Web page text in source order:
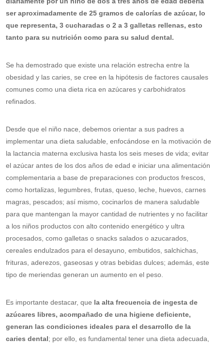
ser aproximadamente de 25 gramos de calorías de azúcar, lo
que representa, 3 cucharadas o 2 a 3 galletas rellenas, esto
tanto para su nutrición como para su salud dental.
Se ha demostrado que existe una relación estrecha entre la
obesidad y las caries, se cree en la hipótesis de factores causales
comunes como una dieta rica en azúcares y carbohidratos
refinados.
Desde que el niño nace, debemos orientar a sus padres a
implementar una dieta saludable, enfocándose en la motivación de
la lactancia materna exclusiva hasta los seis meses de vida; evitar
el azúcar antes de los dos años de edad e iniciar una alimentación
complementaria a base de preparaciones con productos frescos,
como hortalizas, legumbres, frutas, queso, leche, huevos, carnes
magras, pescados; así mismo, cocinarlos de manera saludable
para que mantengan la mayor cantidad de nutrientes y no facilitar
a los niños productos con alto contenido energético y ultra
procesados, como galletas o snacks salados o azucarados,
cereales endulzados para el desayuno, embutidos, salchichas,
frituras, aderezos, gaseosas y otras bebidas dulces; además, este
tipo de meriendas generan un aumento en el peso.
Es importante destacar, que la alta frecuencia de ingesta de
azúcares libres, acompañado de una higiene deficiente,
generan las condiciones ideales para el desarrollo de la
caries dental; por ello, es fundamental tener una dieta adecuada,